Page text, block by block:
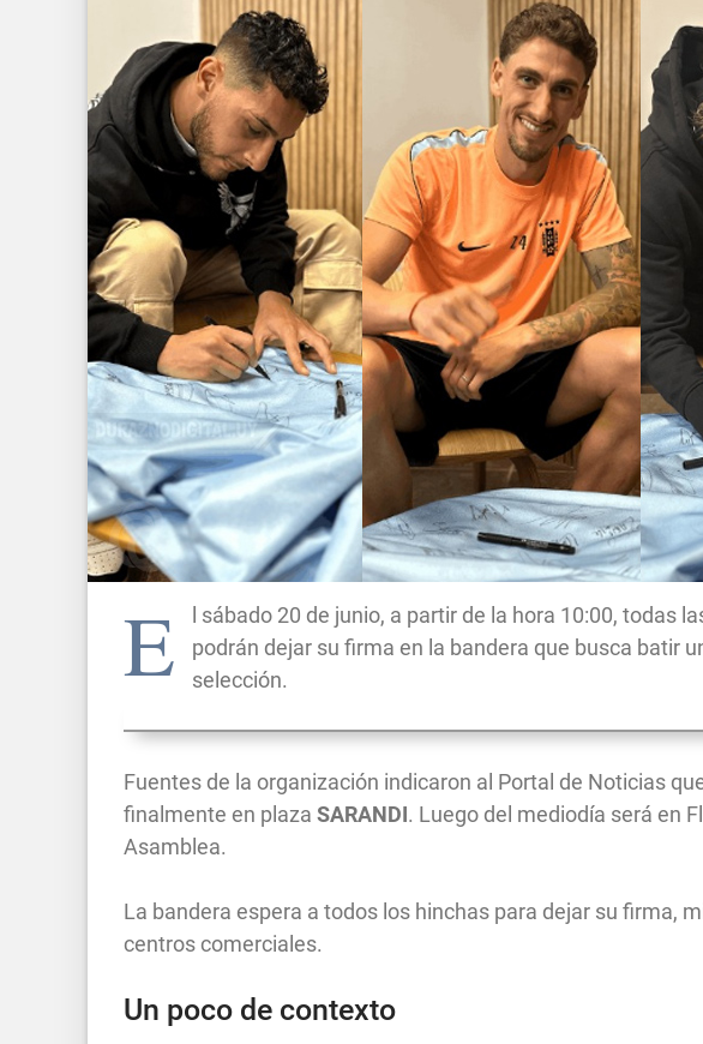
E
l sábado 20 de junio, a partir de la hora 10:00, todas
podrán dejar su firma en la bandera que busca batir
selección.
Fuentes de la organización indicaron al Portal de Noticias
finalmente en plaza SARANDI. Luego del mediodía será en
Asamblea.
La bandera espera a todos los hinchas para dejar su firma,
centros comerciales.
Un poco de contexto